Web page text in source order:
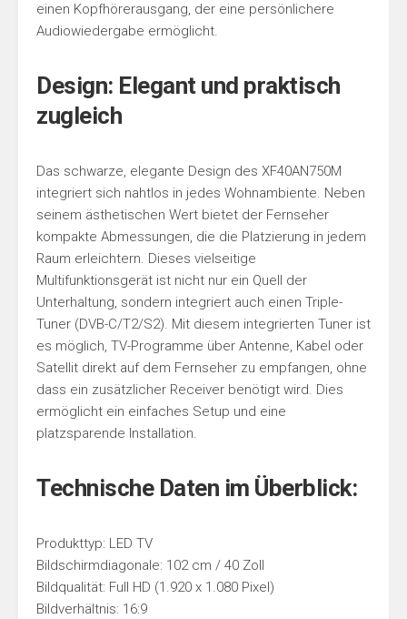
einen Kopfhörerausgang, der eine persönlichere
Audiowiedergabe ermöglicht.
Design: Elegant und praktisch
zugleich
Das schwarze, elegante Design des XF40AN750M
integriert sich nahtlos in jedes Wohnambiente. Neben
seinem ästhetischen Wert bietet der Fernseher
kompakte Abmessungen, die die Platzierung in jedem
Raum erleichtern. Dieses vielseitige
Multifunktionsgerät ist nicht nur ein Quell der
Unterhaltung, sondern integriert auch einen Triple-
Tuner (DVB-C/T2/S2). Mit diesem integrierten Tuner ist
es möglich, TV-Programme über Antenne, Kabel oder
Satellit direkt auf dem Fernseher zu empfangen, ohne
dass ein zusätzlicher Receiver benötigt wird. Dies
ermöglicht ein einfaches Setup und eine
platzsparende Installation.
Technische Daten im Überblick:
Produkttyp: LED TV
Bildschirmdiagonale: 102 cm / 40 Zoll
Bildqualität: Full HD (1.920 x 1.080 Pixel)
Bildverhältnis: 16:9